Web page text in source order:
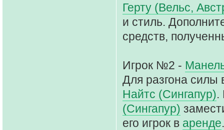
Герту (Вельс,
и стиль.
средств,
Игрок №2 -
Для разгона
Найтс (Сингапур).
(Сингапур)
его игрок в аренде